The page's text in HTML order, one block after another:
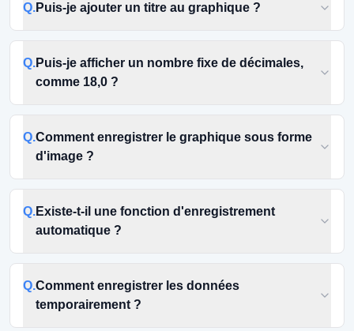
Q.Puis-je ajouter un titre au graphique ?
Q.Puis-je afficher un nombre fixe de décimales,
comme 18,0 ?
Q.Comment enregistrer le graphique sous forme
d'image ?
Q.Existe-t-il une fonction d'enregistrement
automatique ?
Q.Comment enregistrer les données
temporairement ?